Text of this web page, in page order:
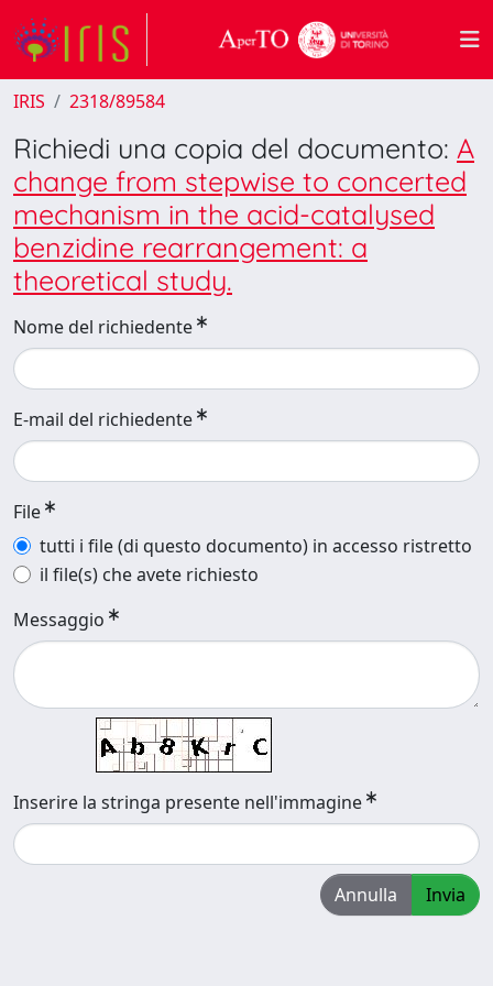
IRIS 2318/89584
Richiedi una copia del documento: A
change from stepwise to concerted
mechanism in the acid-catalysed
benzidine rearrangement: a
theoretical study.
Nome del richiedente
E-mail del richiedente
File
tutti i file (di questo documento) in accesso ristretto
il file(s) che avete richiesto
Messaggio
Inserire la stringa presente nell'immagine
Annulla Invia